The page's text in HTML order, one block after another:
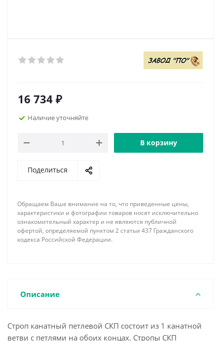
16 734 ₽
Наличие уточняйте
В корзину
Поделиться
Обращаем Ваше внимание на то, что приведенные цены,
характеристики и фотографии товаров носят исключительно
ознакомительный характер и не являются публичной
офертой, определяемой пунктом 2 статьи 437 Гражданского
кодекса Российской Федерации.
Описание
Строп канатный петлевой СКП состоит из 1 канатной
ветви с петлями на обоих концах. Стропы СКП